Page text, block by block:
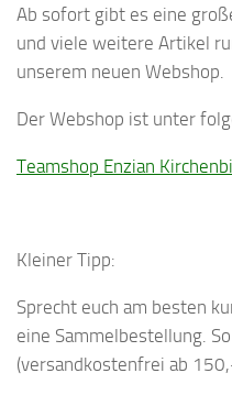
Ab sofort gibt es eine
und viele weitere Artikel
unserem neuen Webshop.
Der Webshop ist unter
Teamshop Enzian
Kleiner Tipp:
Sprecht euch am besten
eine Sammelbestellung.
(versandkostenfrei ab